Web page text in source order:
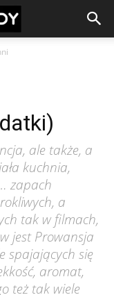
ale także, a
kuchnia,
zapach
a
tak w filmach,
jest Prowansja
spajających się
aromat,
też tak wiele